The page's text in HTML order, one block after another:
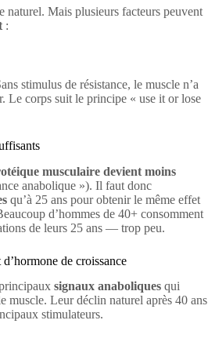
naturel. Mais plusieurs facteurs peuvent
:
stimulus de résistance, le muscle n’a
Le corps suit le principe « use it or lose
musculaire devient moins
anabolique »). Il faut donc
qu’à 25 ans pour obtenir le même effet
d’hommes de 40+ consomment
de leurs 25 ans — trop peu.
de croissance
signaux anaboliques qui
muscle. Leur déclin naturel après 40 ans
stimulateurs.